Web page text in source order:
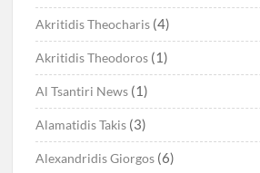
Akritidis Theocharis (4)
Akritidis Theodoros (1)
Al Tsantiri News (1)
Alamatidis Takis (3)
Alexandridis Giorgos (6)